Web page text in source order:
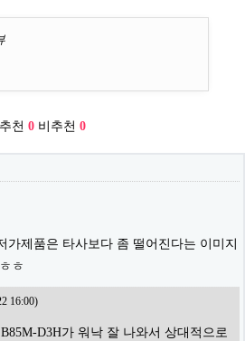
추천 0 비추천 0
가제품은 타사보다 좀 떨어진다는 이미지
ㅎ
16:00)
D3H가 워낙 잘 나와서 상대적으로